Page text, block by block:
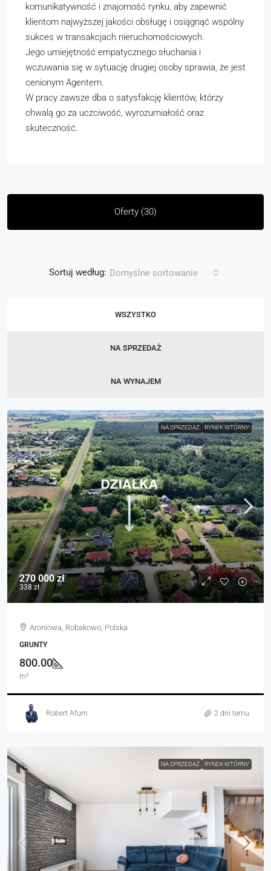
komunikatywność i znajomość rynku, aby zapewnić
klientom najwyższej jakości obsługę i osiągnąć wspólny
sukces w transakcjach nieruchomościowych.
Jego umiejętność empatycznego słuchania i
wczuwania się w sytuację drugiej osoby sprawia, że jest
cenionym Agentem.
W pracy zawsze dba o satysfakcję klientów, którzy
chwalą go za uczciwość, wyrozumiałość oraz
skuteczność.
Oferty (30)
WSZYSTKO
NA SPRZEDAŻ
NA WYNAJEM
Sortuj według: Domyślne sortowanie
NA SPRZEDAŻ RYNEK WTÓRNY
270 000 zł
338 zł
Aroniowa, Robakowo, Polska
GRUNTY
800.00
m²
Robert Afum 2 dni temu
NA SPRZEDAŻ RYNEK WTÓRNY